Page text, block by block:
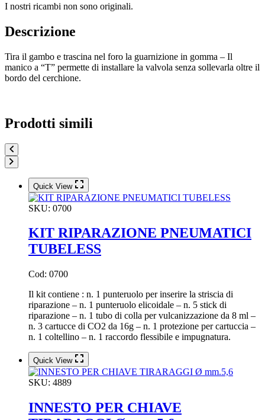
I nostri ricambi non sono originali.
Descrizione
Tira il gambo e trascina nel foro la guarnizione in gomma – Il
manico a “T” permette di installare la valvola senza sollevarla oltre il
bordo del cerchione.
Prodotti simili
Quick View
SKU: 0700
KIT RIPARAZIONE PNEUMATICI
TUBELESS
Cod: 0700
Il kit contiene : n. 1 punteruolo per inserire la striscia di
riparazione – n. 1 punteruolo elicoidale – n. 5 stick di
riparazione – n. 1 tubo di colla per vulcanizzazione da 8 ml –
n. 3 cartucce di CO2 da 16g – n. 1 protezione per cartuccia –
n. 1 coltellino – n. 1 raccordo flessibile e impugnatura.
Quick View
SKU: 4889
INNESTO PER CHIAVE